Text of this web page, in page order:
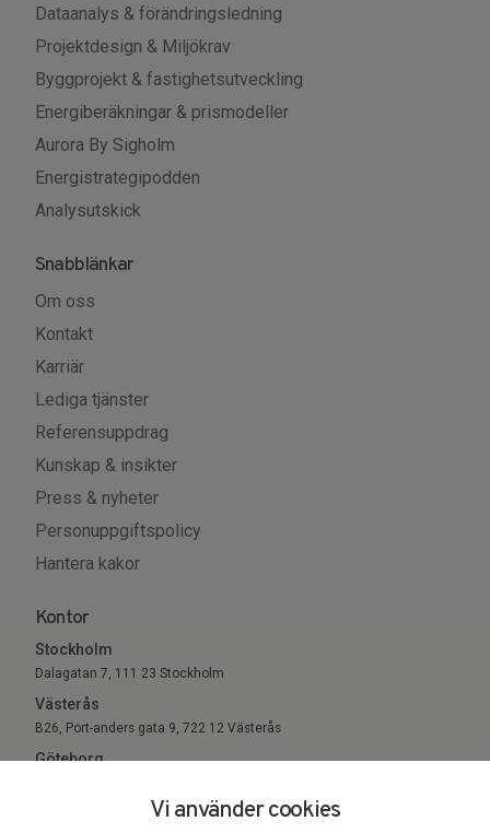
Vi använder cookies
Dataanalys & förändringsledning
Projektdesign & Miljökrav
Byggprojekt & fastighetsutveckling
Energiberäkningar & prismodeller
Aurora By Sigholm
Energistrategipodden
Analysutskick
Snabblänkar
Om oss
Kontakt
Karriär
Lediga tjänster
Referensuppdrag
Kunskap & insikter
Press & nyheter
Personuppgiftspolicy
Hantera kakor
Kontor
Stockholm
Dalagatan 7, 111 23 Stockholm
Västerås
B26, Port-anders gata 9, 722 12 Västerås
Göteborg